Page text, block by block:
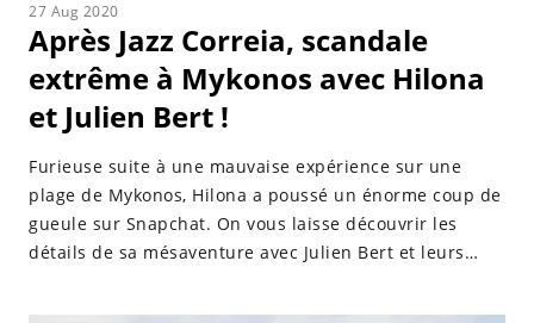
27 Aug 2020
Après Jazz Correia, scandale
extrême à Mykonos avec Hilona
et Julien Bert !
Furieuse suite à une mauvaise expérience sur une
plage de Mykonos, Hilona a poussé un énorme coup de
gueule sur Snapchat. On vous laisse découvrir les
détails de sa mésaventure avec Julien Bert et leurs